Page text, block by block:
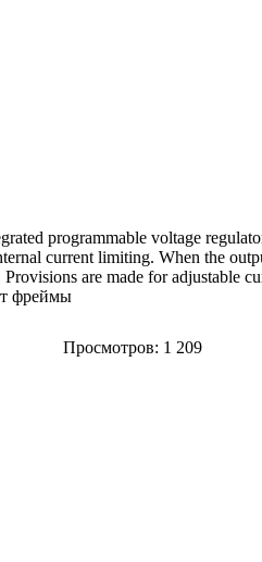
programmable voltage
current limiting. When the
Provisions are made for adjustable
фреймы
Просмотров: 1 209